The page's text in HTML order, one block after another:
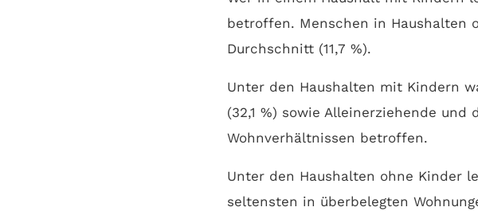
betroffen. Menschen in Haushalten
Durchschnitt (11,7 %).
Unter den Haushalten mit Kindern
(32,1 %) sowie Alleinerziehende
Wohnverhältnissen betroffen.
Unter den Haushalten ohne Kinder
seltensten in überbelegten